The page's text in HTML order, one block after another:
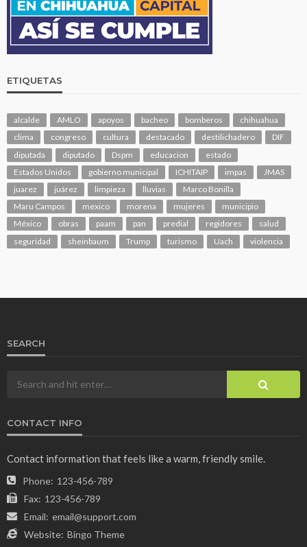
ETIQUETAS
alcalde AMLO apoyos bacheo bomberos
chihuahua
clima
congreso cultura destacado destilichadero
DIF
diputada
diputado Dspm educacion
estado
Estados Unidos
gobierno municipal ICHITAIP impas
JMAS
juarez
juárez limpieza lluvias
Marco Bonilla
Maru Campos
mexico morena mujeres
municipio
México
obras paam pan predial regidores
salud
seguridad
sheinbaum Trump turismo Uach violencia
SEARCH
CONTACT INFO
Contact information that feels like a warm, friendly smile.
Phone: 123-456-789
Fax: 123-456-789
Email: email@support.com
Website: Bingo Theme